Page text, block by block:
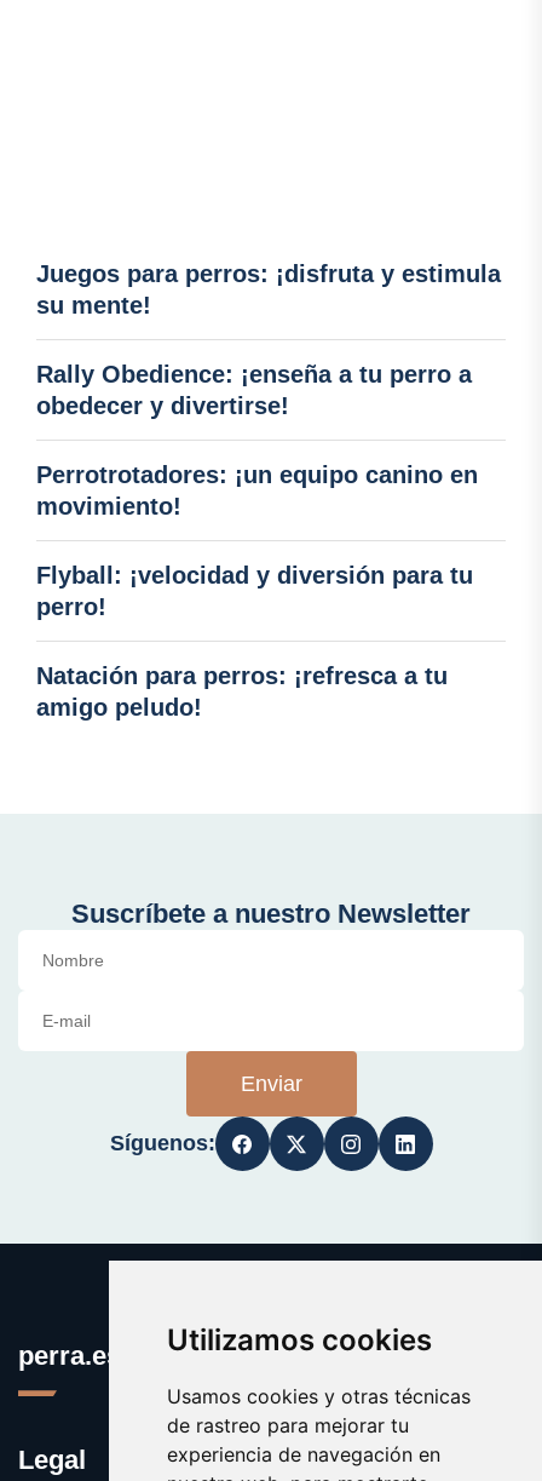
Utilizamos cookies
Usamos cookies y otras técnicas
de rastreo para mejorar tu
experiencia de navegación en
Juegos para perros: ¡disfruta y estimula
su mente!
Rally Obedience: ¡enseña a tu perro a
obedecer y divertirse!
Perrotrotadores: ¡un equipo canino en
movimiento!
Flyball: ¡velocidad y diversión para tu
perro!
Natación para perros: ¡refresca a tu
amigo peludo!
Suscríbete a nuestro Newsletter
Enviar
Síguenos:
perra.es
Legal